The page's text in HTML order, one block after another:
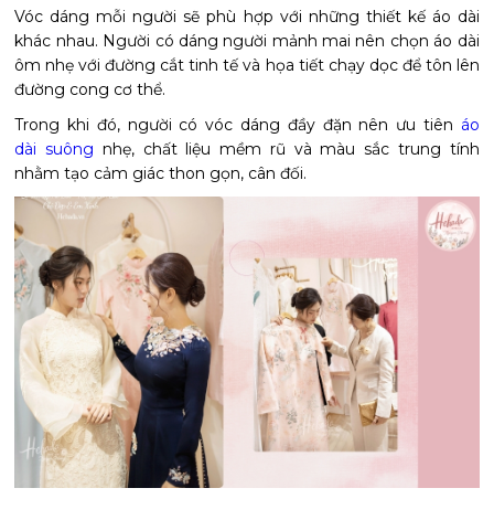
Vóc dáng mỗi người sẽ phù hợp với những thiết kế áo dài
khác nhau. Người có dáng người mảnh mai nên chọn áo dài
ôm nhẹ với đường cắt tinh tế và họa tiết chạy dọc để tôn lên
đường cong cơ thể.
Trong khi đó, người có vóc dáng đầy đặn nên ưu tiên áo
dài suông nhẹ, chất liệu mềm rũ và màu sắc trung tính
nhằm tạo cảm giác thon gọn, cân đối.